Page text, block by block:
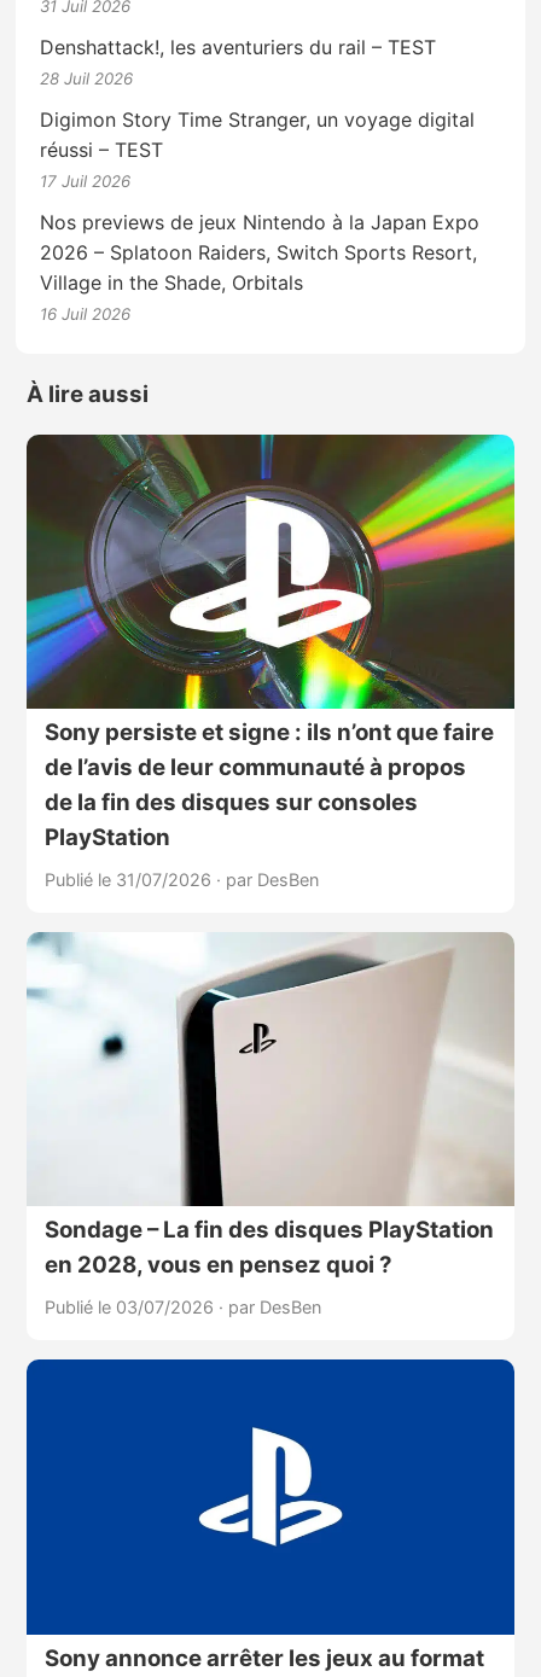
31 Juil 2026
Denshattack!, les aventuriers du rail – TEST
28 Juil 2026
Digimon Story Time Stranger, un voyage digital
réussi – TEST
17 Juil 2026
Nos previews de jeux Nintendo à la Japan Expo
2026 – Splatoon Raiders, Switch Sports Resort,
Village in the Shade, Orbitals
16 Juil 2026
À lire aussi
Sony persiste et signe : ils n’ont que faire
de l’avis de leur communauté à propos
de la fin des disques sur consoles
PlayStation
Publié le 31/07/2026 · par DesBen
Sondage – La fin des disques PlayStation
en 2028, vous en pensez quoi ?
Publié le 03/07/2026 · par DesBen
Sony annonce arrêter les jeux au format